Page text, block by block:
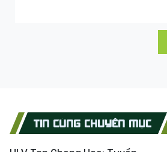
TIN CÙNG CHUYÊN MỤC